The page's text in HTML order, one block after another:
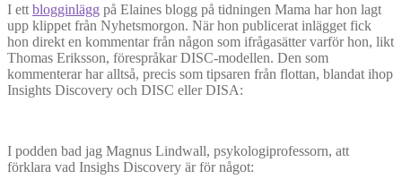
I ett blogginlägg på Elaines blogg på tidningen Mama har hon lagt
upp klippet från Nyhetsmorgon. När hon publicerat inlägget fick
hon direkt en kommentar från någon som ifrågasätter varför hon, likt
Thomas Eriksson, förespråkar DISC-modellen. Den som
kommenterar har alltså, precis som tipsaren från flottan, blandat ihop
Insights Discovery och DISC eller DISA:
I podden bad jag Magnus Lindwall, psykologiprofessorn, att
förklara vad Insighs Discovery är för något: